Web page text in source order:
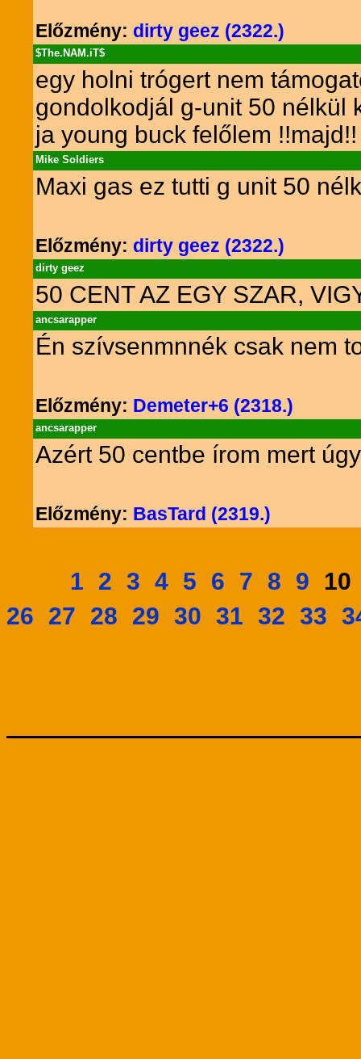
Előzmény: dirty geez (2322.)
$The.NAM.iT$
egy holni trógert nem
gondolkodjál g-unit 50 nélkül
ja young buck felőlem
Mike Soldiers
Maxi gas ez tutti g unit 50
Előzmény: dirty geez (2322.)
dirty geez
50 CENT AZ EGY SZAR,
ancsarapper
Én szívsenmnnék csak nem
Előzmény: Demeter+6 (2318.)
ancsarapper
Azért 50 centbe írom mert
Előzmény: BasTard (2319.)
1 2 3 4 5 6 7 8 9
26 27 28 29 30 31 32 33